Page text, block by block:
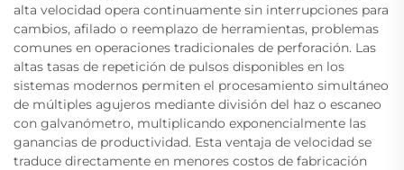
alta velocidad opera continuamente sin interrupciones para
cambios, afilado o reemplazo de herramientas, problemas
comunes en operaciones tradicionales de perforación. Las
altas tasas de repetición de pulsos disponibles en los
sistemas modernos permiten el procesamiento simultáneo
de múltiples agujeros mediante división del haz o escaneo
con galvanómetro, multiplicando exponencialmente las
ganancias de productividad. Esta ventaja de velocidad se
traduce directamente en menores costos de fabricación